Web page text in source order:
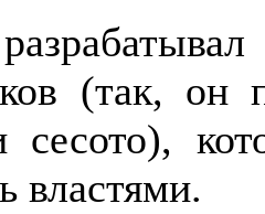
(так, он
властями.